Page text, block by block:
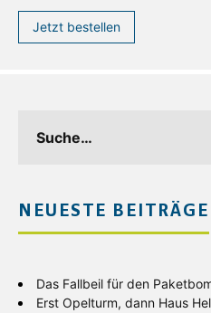
Jetzt bestellen
NEUESTE BEITRÄGE
Das Fallbeil für den
Erst Opelturm, dann Haus